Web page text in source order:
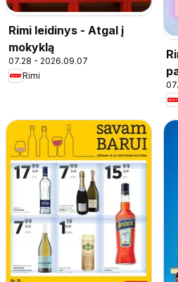
Rimi leidinys - Atgal į
mokyklą
07.28 - 2026.09.07
Rimi